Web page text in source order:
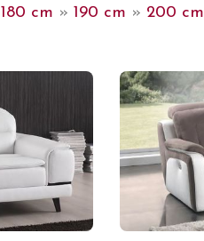
180 cm » 190 cm » 200 cm